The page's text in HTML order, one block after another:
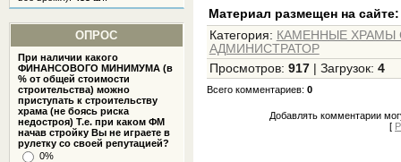
ОПРОС
При наличии какого
ФИНАНСОВОГО МИНИМУМА (в
% от общей стоимости
строительства) можно
приступать к строительству
храма (не боясь риска
недостроя) Т.е. при каком ФМ
начав стройку Вы не играете в
рулетку со своей репутацией?
0%
Материал размещен на сайте:
Категория: КАМЕННЫЕ ХРАМЫ
АДМИНИСТРАТОР
Просмотров: 917| Загрузок: 4
Всего комментариев: 0
Добавлять комментарии
[